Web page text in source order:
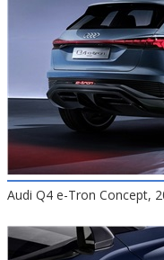
Audi Q4 e-Tron Concept,